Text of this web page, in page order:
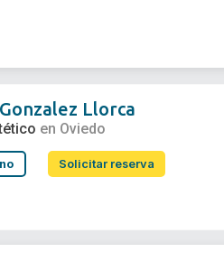
Llorca
en Oviedo
Solicitar reserva